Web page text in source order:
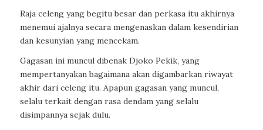
Raja celeng yang begitu besar dan perkasa itu akhirnya
menemui ajalnya secara mengenaskan dalam kesendirian
dan kesunyian yang mencekam.
Gagasan ini muncul dibenak Djoko Pekik, yang
mempertanyakan bagaimana akan digambarkan riwayat
akhir dari celeng itu. Apapun gagasan yang muncul,
selalu terkait dengan rasa dendam yang selalu
disimpannya sejak dulu.